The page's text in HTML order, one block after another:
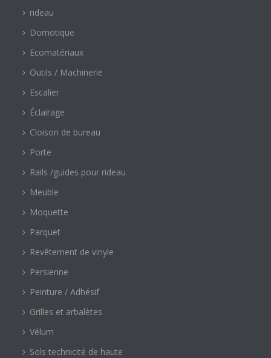
rideau
Domotique
Ecomatériaux
Outils / Machinerie
Escalier
Éclairage
Cloison de bureau
Porte
Rails /guides pour rideau
Meuble
Moquette
Parquet
Revêtement de vinyle
Persienne
Peinture / Adhésif
Grilles et arbalètes
Vélum
Sols technicité de haute